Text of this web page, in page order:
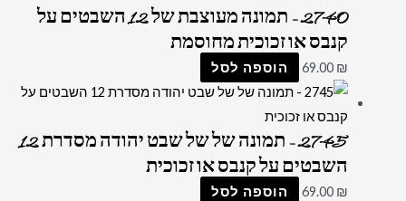
2740 – תמונה מעוצבת של 12 השבטים על
קנבס או זכוכית מחוסמת
69.00 ₪ הוספה לסל
2745 – תמונה של של שבט יהודה מסדרת 12
השבטים על קנבס או זכוכית
69.00 ₪ הוספה לסל